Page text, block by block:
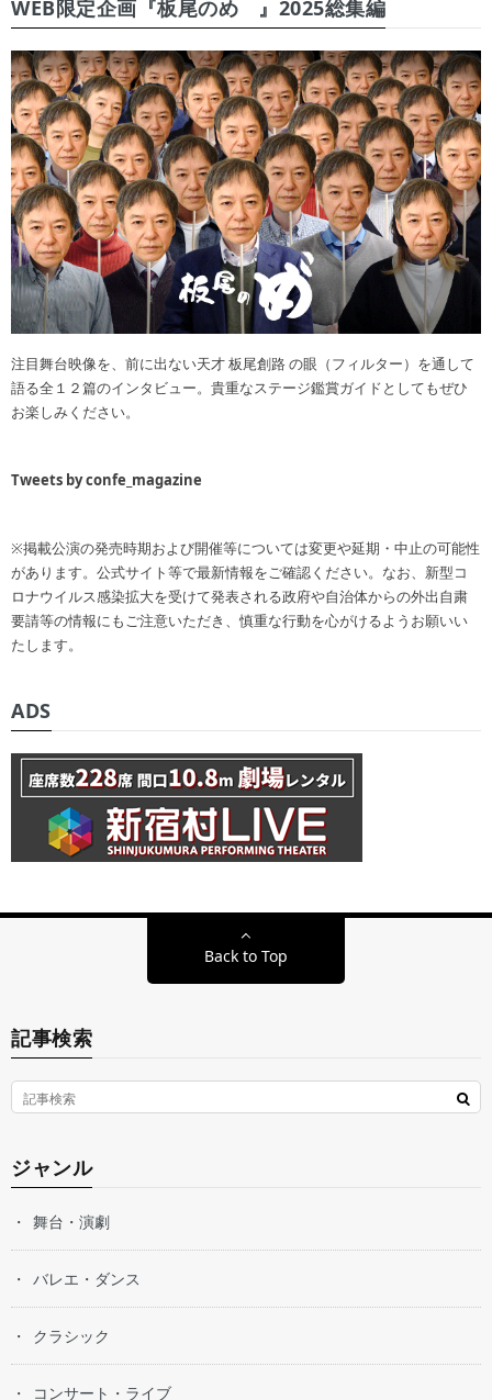
WEB限定企画『板尾のめ゙』2025総集編
注目舞台映像を、前に出ない天才 板尾創路 の眼（フィルター）を通して
語る全１２篇のインタビュー。貴重なステージ鑑賞ガイドとしてもぜひ
お楽しみください。
Tweets by confe_magazine
※掲載公演の発売時期および開催等については変更や延期・中止の可能性
があります。公式サイト等で最新情報をご確認ください。なお、新型コ
ロナウイルス感染拡大を受けて発表される政府や自治体からの外出自粛
要請等の情報にもご注意いただき、慎重な行動を心がけるようお願いい
たします。
ADS
Back to Top
記事検索
ジャンル
舞台・演劇
バレエ・ダンス
クラシック
コンサート・ライブ